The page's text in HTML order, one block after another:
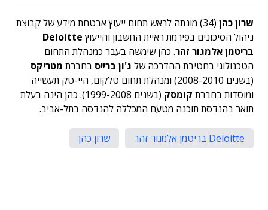
שרון כהן
(34) מונתה לראש תחום ייעוץ אבטחת מידע של קבוצת
ניהול הסיכונים בפירמת ראיית החשבון והייעוץDeloitte
בריטמן אלמגור זהר. כהן שימשה בעבר כמנהלת התחום
הטכנולוגי בחטיבת ההדרכה של ג'ון ברייס בחברת מטריקס
(בשנים 2008-2010) ומנהלת תחום טלקום, היי-טק תעשייה
ומוסדות בחברת קומסק
(בשנים 1999-2008). כהן הינה בעלת
תואר בהנדסת תוכנה מטעם המכללה להנדסה בתל-אביב.
Deloitte בריטמן אלמגור זהר שרון כהן